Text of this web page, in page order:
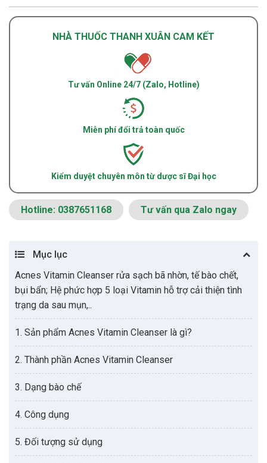
NHÀ THUỐC THANH XUÂN CAM KẾT
Tư vấn Online 24/7 (Zalo, Hotline)
Miễn phí đổi trả toàn quốc
Kiểm duyệt chuyên môn từ dược sĩ Đại học
Hotline: 0387651168 Tư vấn qua Zalo ngay
Mục lục
Acnes Vitamin Cleanser rửa sạch bã nhờn, tế bào chết,
bụi bẩn; Hệ phức hợp 5 loại Vitamin hỗ trợ cải thiện tình
trạng da sau mụn,..
1. Sản phẩm Acnes Vitamin Cleanser là gì?
2. Thành phần Acnes Vitamin Cleanser
3. Dạng bào chế
4. Công dụng
5. Đối tượng sử dụng